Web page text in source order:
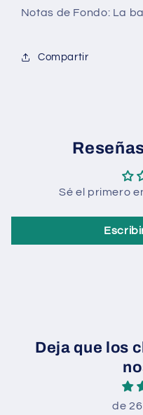
-
-
Notas de Fondo: La
Compartir
Sé el primero
Deja que los
de